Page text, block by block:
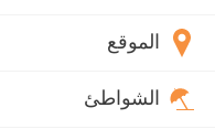
الموقع
الشواطئ